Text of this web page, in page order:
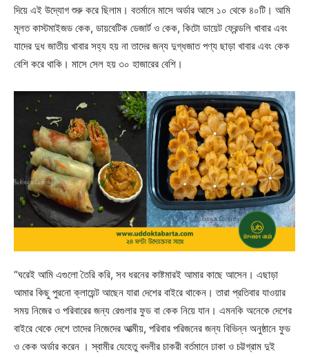
দিয়ে এই উদ্যোগ শুরু করে ছিলাম। বতর্মানে মাসে অর্ডার আসে ১০ থেকে ৪০টি। আমি
মূলত কাস্টমাইজড কেক, ডায়বেটিক ডেজার্ট ও কেক, কিটো ডায়েট ফ্রেন্ডলি খাবার এবং
যাদের দুধ জাতীয় খাবার সহ্য হয় না তাদের জন্য দুগ্ধজাত পণ্য ছাড়া খাবার এবং কেক
বেশি করে থাকি। মাসে সেল হয় ৩০ হাজারের বেশি।
“ঘরেই আমি এগুলো তৈরি করি, সব ধরনের কাষ্টমারই আমার কাছে আসেন। এছাড়া
আমার কিছু পুরনো ক্লায়েন্ট আছেন যারা দেশের বাইরে থাকেন। তারা প্রতিবার যাওয়ার
সময় নিজের ও পরিবারের জন্য রেগুলার ফুড বা কেক নিয়ে যান। এমনকি অনেকে দেশের
বাইরে থেকে দেশে তাদের নিজেদের আত্মীয়, পরিবার পরিজনের জন্য বিভিন্ন অনুষ্ঠানে ফুড
ও কেক অর্ডার করেন । স্বামীর যেহেতু বদলীর চাকরী বর্তমানে ঢাকা ও চট্টগ্রাম দুই